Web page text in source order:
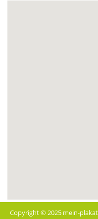
Copyright © 2025 mein-plakat